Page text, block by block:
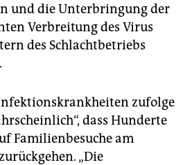
und die Unterbringung der
Verbreitung des Virus
des Schlachtbetriebs
zufolge
dass Hunderte
Familienbesuche am
„Die